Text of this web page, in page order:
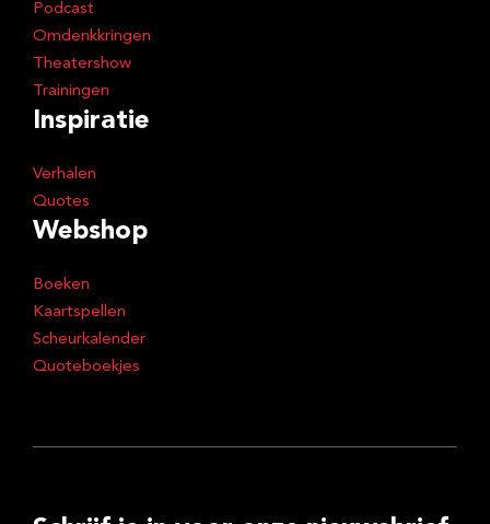
Podcast
Omdenkkringen
Theatershow
Trainingen
Inspiratie
Verhalen
Quotes
Webshop
Boeken
Kaartspellen
Scheurkalender
Quoteboekjes